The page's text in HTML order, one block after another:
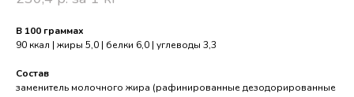
В 100 граммах
90 ккал | жиры 5,0 | белки 6,0 | углеводы 3,3
Состав
заменитель молочного жира (рафинированные дезодорированные